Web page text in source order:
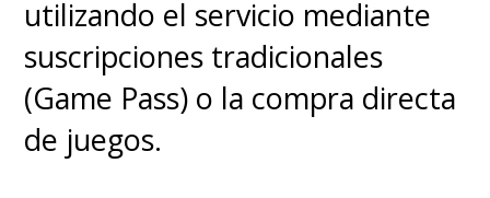
utilizando el servicio mediante
suscripciones tradicionales
(Game Pass) o la compra directa
de juegos.